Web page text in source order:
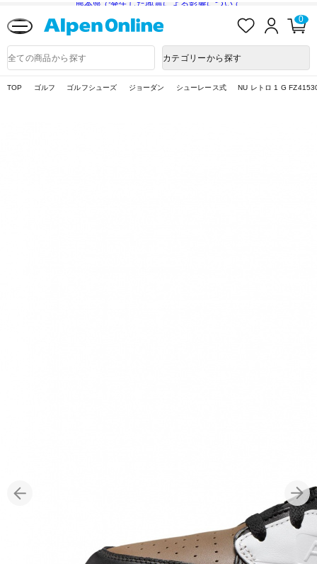
熊本県で発生した地震による影響について
入
ロ
ン
0
品
検
カテゴリーから探す
TOP ゴルフ ゴルフシューズ ジョーダン シューレース式 NU レトロ 1 G